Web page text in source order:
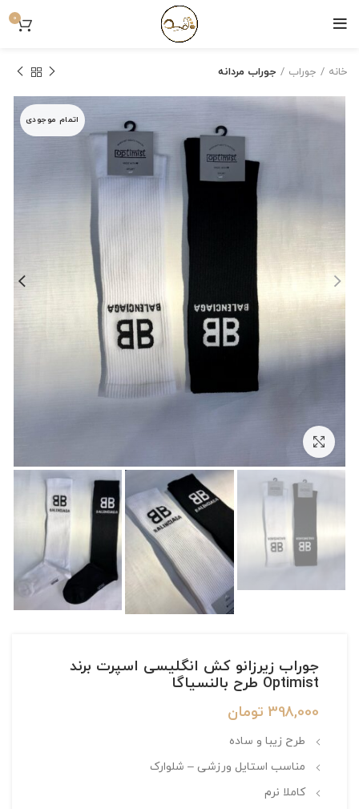
0
خانه جوراب جوراب مردانه
اتمام موجودی
جوراب زیرزانو کش انگلیسی اسپرت برند
Optimist طرح بالنسیاگا
398,000 تومان
طرح زیبا و ساده
مناسب استایل ورزشی – شلوارک
کاملا نرم